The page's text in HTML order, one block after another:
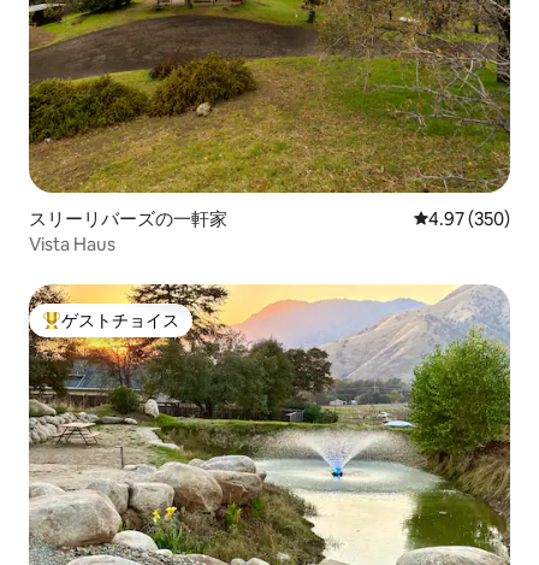
スリーリバーズの一軒家 レビュー350
4.97 (350)
Vista Haus
大好評のゲストチョイスです。
ゲストチョイス